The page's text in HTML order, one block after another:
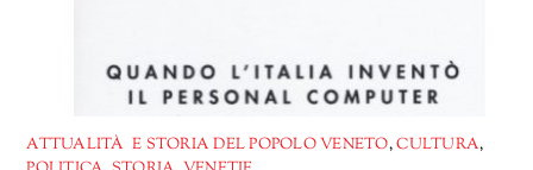
ATTUALITÀ E STORIA DEL POPOLO VENETO,CULTURA,